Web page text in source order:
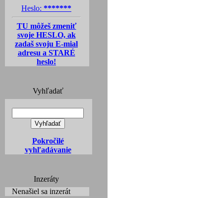
Heslo: *******
TU môžeš zmeniť
svoje HESLO, ak
zadaš svoju E-mial
adresu a STARÉ
heslo!
Vyhľadať
Pokročilé
vyhľadávanie
Inzeráty
Nenašiel sa inzerát